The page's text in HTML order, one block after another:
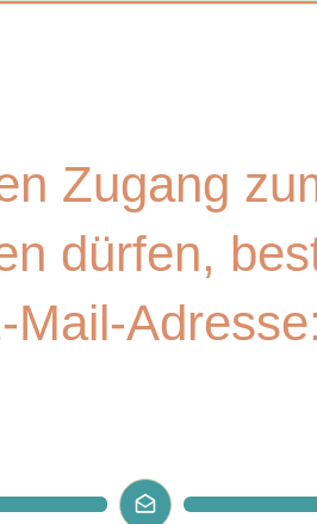
Zugang
dürfen,
Mail-Adresse: